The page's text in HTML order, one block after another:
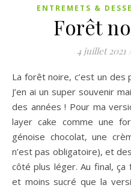
ENTREMETS &
Forêt
4 juillet 2021
La forêt noire, c’est un des premiers gâteaux que j’ai faits.
J’en ai un super souvenir
des années ! Pour ma
layer cake comme une
génoise chocolat, une
n’est pas obligatoire), et
côté plus léger. Au final,
et moins sucré que la